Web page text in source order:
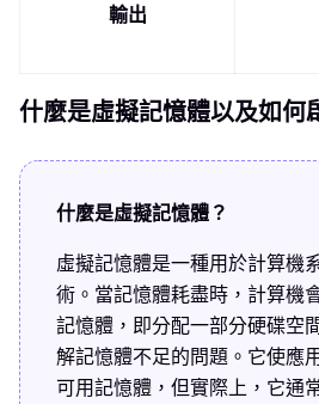
輸出
什麼是虛擬記憶體以及如何
什麼是虛擬記憶體？
虛擬記憶體是一種用於計算機
術。當記憶體耗盡時，計算機
記憶體，即分配一部分硬碟空
解記憶體不足的問題。它使應
可用記憶體，但實際上，它通